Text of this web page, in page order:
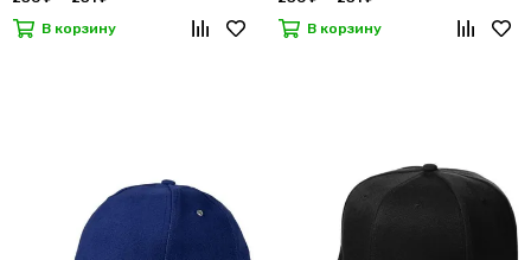
В корзину
В корзину